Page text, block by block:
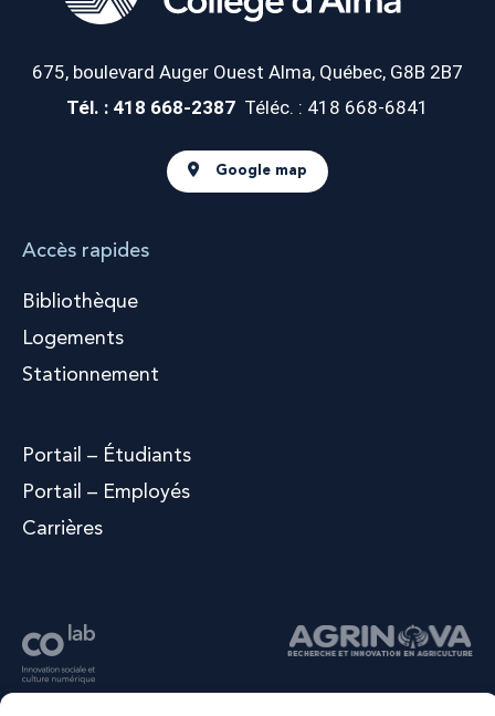
675, boulevard Auger Ouest Alma, Québec, G8B 2B7
Tél. : 418 668-2387 Téléc. : 418 668-6841
Google map
Accès rapides
Bibliothèque
Logements
Stationnement
Portail – Étudiants
Portail – Employés
Carrières